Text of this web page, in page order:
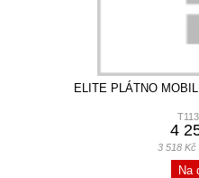
ELITE PLÁTNO
4
3 518 Kč
Na